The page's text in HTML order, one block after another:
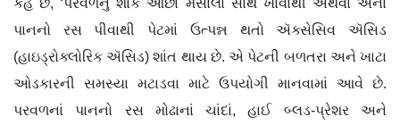
કહે છે, ‘પરવળનું શાક ઓછા મસાલા સાથે ખાવાથી અથવા એના
પાનનો રસ પીવાથી પેટમાં ઉત્પન્ન થતો ઍક્સેસિવ ઍસિડ
(હાઇડ્રોક્લોરિક ઍસિડ) શાંત થાય છે. એ પેટની બળતરા અને ખાટા
ઓડકારની સમસ્યા મટાડવા માટે ઉપયોગી માનવામાં આવે છે.
પરવળનાં પાનનો રસ મોઢાનાં ચાંદાં, હાઈ બ્લડ-પ્રેશર અને